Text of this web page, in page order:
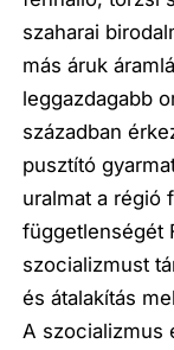
szaharai
más áruk
leggazdagabb
században
pusztító
uralmat a régió
függetlenségét
szocializmust
és átalakítás
A szocializmus